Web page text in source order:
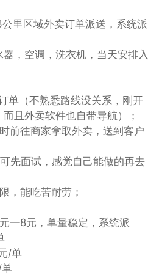
里区域外卖订单派送，系统派
，空调，洗衣机，当天安排入
单（不熟悉路线没关系，刚开
且外卖软件也自带导航）；
前往商家拿取外卖，送到客户
先面试，感觉自己能做的再去
，能吃苦耐劳；
—8元，单量稳定，系统派
/单